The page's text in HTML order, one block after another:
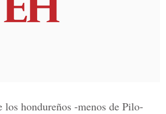
los hondureños -menos de Pilo-